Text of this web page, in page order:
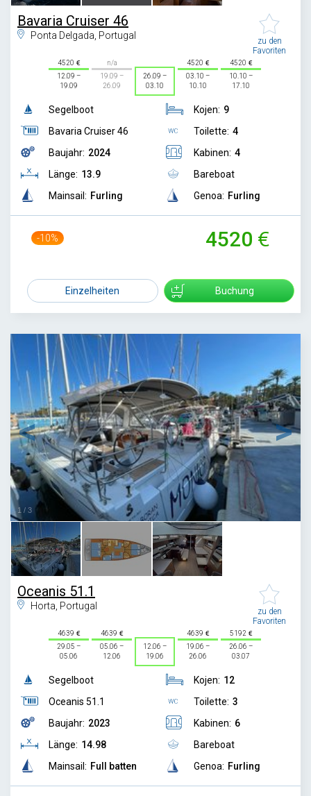
Bavaria Cruiser 46
Ponta Delgada, Portugal
zu den
Favoriten
4520
12.09 –
19.09
n/a
19.09 –
26.09
26.09 –
03.10
4520
03.10 –
10.10
4520
10.10 –
17.10
Segelboot
Bavaria Cruiser 46
Baujahr: 2024
Länge: 13.9
Mainsail: Furling
Kojen: 9
Toilette: 4
Kabinen: 4
Bareboat
Genoa: Furling
-10% 4520
Einzelheiten Buchung
1 / 3
Oceanis 51.1
Horta, Portugal
zu den
Favoriten
4639
29.05 –
05.06
4639
05.06 –
12.06
12.06 –
19.06
4639
19.06 –
26.06
5192
26.06 –
03.07
Segelboot
Oceanis 51.1
Baujahr: 2023
Länge: 14.98
Mainsail: Full batten
Kojen: 12
Toilette: 3
Kabinen: 6
Bareboat
Genoa: Furling